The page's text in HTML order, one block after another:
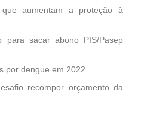
aumentam a proteção à
para sacar abono PIS/Pasep
por dengue em 2022
recompor orçamento da